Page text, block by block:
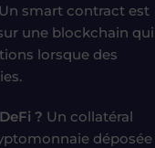
Un smart contract est
une blockchain qui
lorsque des
? Un collatéral
déposée